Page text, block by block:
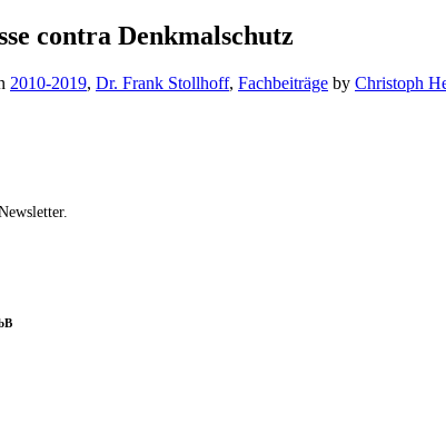
contra Denkmalschutz
2010-2019, Dr. Frank Stollhoff, Fachbeiträge by Christoph